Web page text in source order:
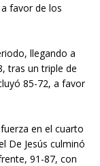
favor de los
llegando a
tras un triple de
85-72, a favor
en el cuarto
De Jesús culminó
91-87, con